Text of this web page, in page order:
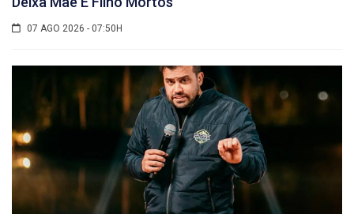
07 AGO 2026 - 07:50H